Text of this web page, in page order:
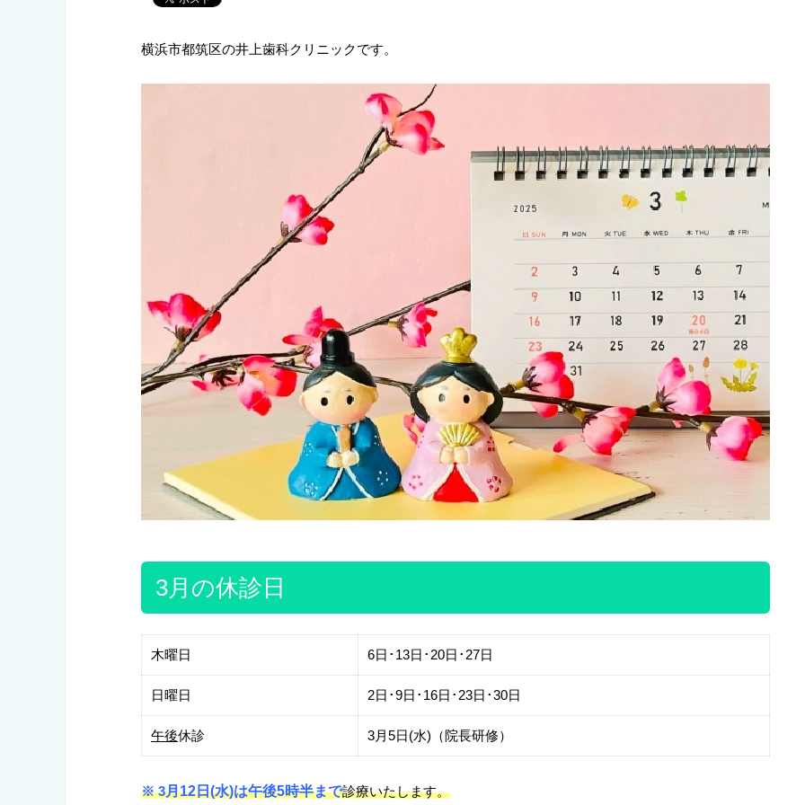
横浜市都筑区の井上歯科クリニックです。
3月の休診日
木曜日 6日･13日･20日･27日
日曜日 2日･9日･16日･23日･30日
午後休診 3月5日(水)（院長研修）
※ 3月12日(水)は午後5時半まで診療いたします。